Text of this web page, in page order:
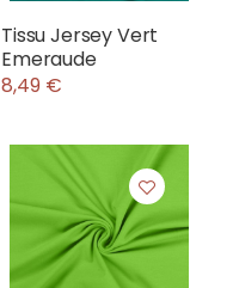
Tissu Jersey Vert
Emeraude
8,49 €